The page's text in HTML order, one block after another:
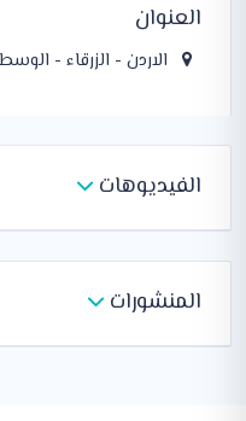
العنوان
الاردن - الزرقاء -
الفيديوهات
المنشورات